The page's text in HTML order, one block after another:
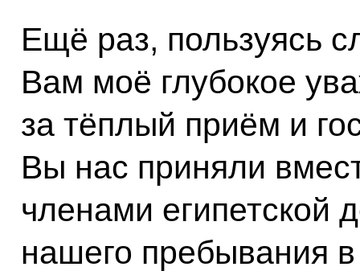
Ещё раз, пользуясь
Вам моё глубокое
за тёплый приём и
Вы нас приняли
членами египетской
нашего пребывания